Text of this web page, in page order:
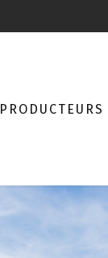
PRODUCTEURS